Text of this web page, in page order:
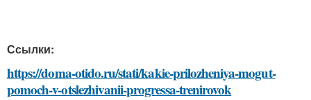
Ссылки:
https://doma-otido.ru/stati/kakie-prilozheniya-mogut-
pomoch-v-otslezhivanii-progressa-trenirovok